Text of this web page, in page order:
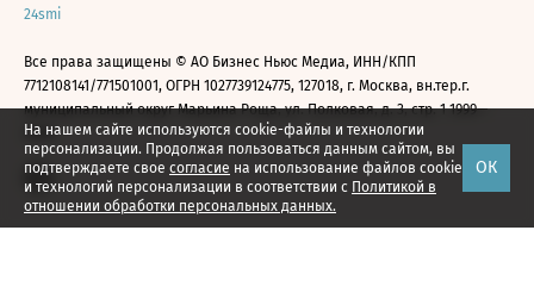
На нашем сайте используются cookie-файлы и технологии
персонализации. Продолжая пользоваться данным сайтом, вы
подтверждаете свое согласие на использование файлов cookie
и технологий персонализации в соответствии с Политикой в
отношении обработки персональных данных.
ОК
24smi
Все права защищены © АО Бизнес Ньюс Медиа, ИНН/КПП
7712108141/771501001, ОГРН 1027739124775, 127018, г. Москва, вн.тер.г.
муниципальный округ Марьина Роща, ул. Полковая, д. 3, стр. 1 1999—
2026